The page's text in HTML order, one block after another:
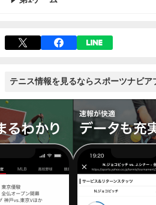
テニス情報を見るならスポーツナビア